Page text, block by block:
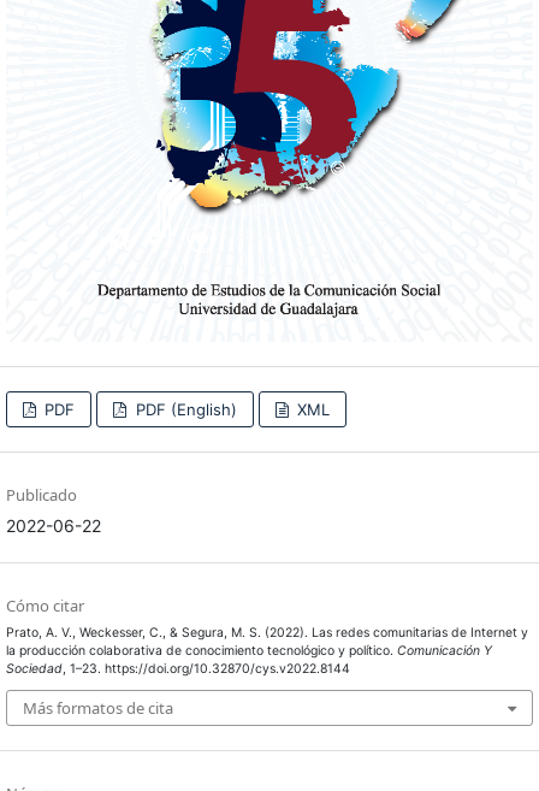
PDF PDF (English) XML
Publicado
2022-06-22
Cómo citar
Prato, A. V., Weckesser, C., & Segura, M. S. (2022). Las redes comunitarias de Internet y
la producción colaborativa de conocimiento tecnológico y político. Comunicación Y
Sociedad, 1–23. https://doi.org/10.32870/cys.v2022.8144
Más formatos de cita